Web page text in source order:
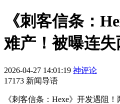
《刺客信条：
难产！被曝连
2026-04-27 14:01:19 神评论
17173 新闻导语
《刺客信条：Hexe》开发遇阻